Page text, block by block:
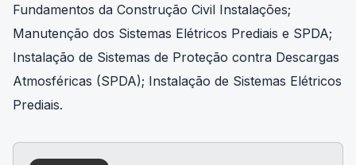
Fundamentos da Construção Civil Instalações;
Manutenção dos Sistemas Elétricos Prediais e SPDA;
Instalação de Sistemas de Proteção contra Descargas
Atmosféricas (SPDA); Instalação de Sistemas Elétricos
Prediais.